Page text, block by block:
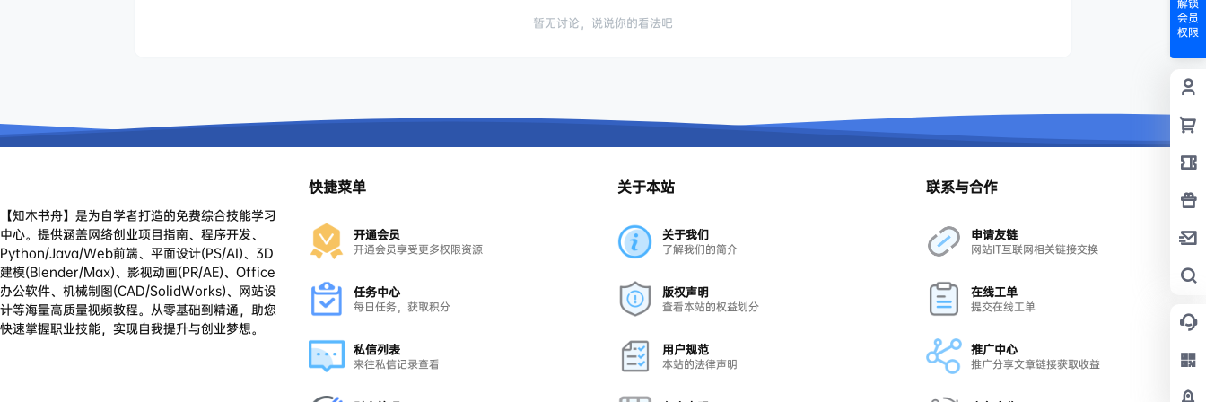
暂无讨论，说说你的看法吧
解锁
会员
权限
【知木书舟】是为自学者打造的免费综合技能学习
中心。提供涵盖网络创业项目指南、程序开发、
Python/Java/Web前端、平面设计(PS/AI)、3D
建模(Blender/Max)、影视动画(PR/AE)、Office
办公软件、机械制图(CAD/SolidWorks)、网站设
计等海量高质量视频教程。从零基础到精通，助您
快速掌握职业技能，实现自我提升与创业梦想。
快捷菜单
开通会员
开通会员享受更多权限资源
任务中心
每日任务，获取积分
私信列表
来往私信记录查看
关于本站
关于我们
了解我们的简介
版权声明
查看本站的权益划分
用户规范
本站的法律声明
联系与合作
申请友链
网站IT互联网相关链接交换
在线工单
提交在线工单
推广中心
推广分享文章链接获取收益